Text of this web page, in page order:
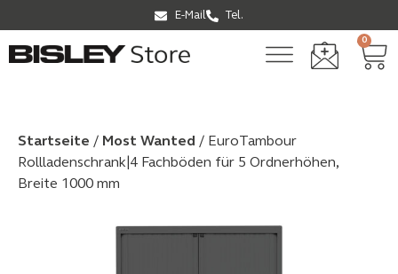
E-Mail Tel.
0
Startseite / Most Wanted / EuroTambour
Rollladenschrank|4 Fachböden für 5 Ordnerhöhen,
Breite 1000 mm